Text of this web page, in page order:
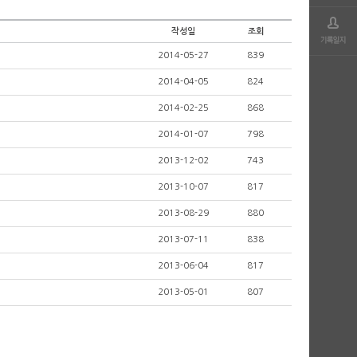
작성일 조회
2014-05-27 839
2014-04-05 824
2014-02-25 868
2014-01-07 798
2013-12-02 743
2013-10-07 817
2013-08-29 880
2013-07-11 838
2013-06-04 817
2013-05-01 807